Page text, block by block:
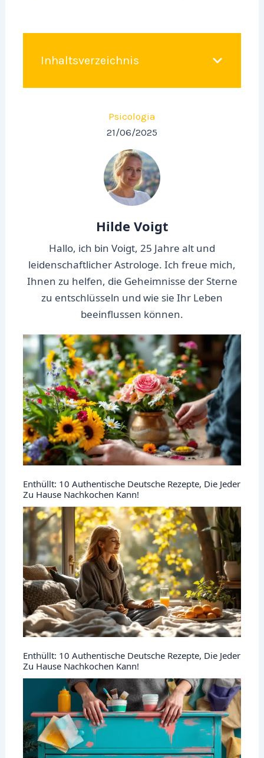
Inhaltsverzeichnis
Psicologia
21/06/2025
Hilde Voigt
Hallo, ich bin Voigt, 25 Jahre alt und
leidenschaftlicher Astrologe. Ich freue mich,
Ihnen zu helfen, die Geheimnisse der Sterne
zu entschlüsseln und wie sie Ihr Leben
beeinflussen können.
Enthüllt: 10 Authentische Deutsche Rezepte, Die Jeder
Zu Hause Nachkochen Kann!
Enthüllt: 10 Authentische Deutsche Rezepte, Die Jeder
Zu Hause Nachkochen Kann!